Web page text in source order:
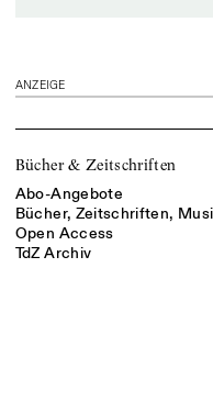
ANZEIGE
Bücher & Zeitschriften
Abo-Angebote
Bücher, Zeitschriften,
Open Access
TdZ Archiv